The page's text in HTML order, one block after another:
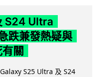
S24 Ultra
跌兼發熱疑與
關
S25 Ultra 及 S24